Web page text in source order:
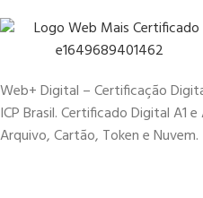
Web+ Digital – Certificação
ICP Brasil. Certificado Digital A1 e
Arquivo, Cartão, Token e Nuvem.